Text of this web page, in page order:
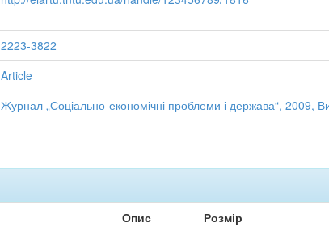
2223-3822
Article
Журнал „Соціально-економічні проблеми і держава“, 2009,
Опис Розмір